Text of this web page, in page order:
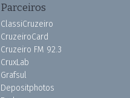
Parceiros
ClassiCruzeiro
CruzeiroCard
Cruzeiro FM 92.3
CruxLab
Grafsul
Depositphotos